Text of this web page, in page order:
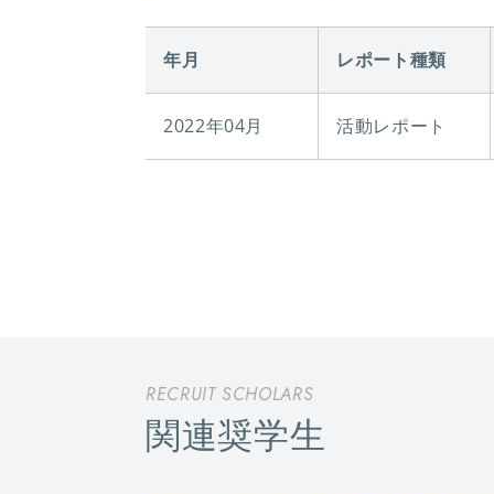
年月 レポート種類
2022年04月 活動レポート
RECRUIT SCHOLARS
関連奨学生